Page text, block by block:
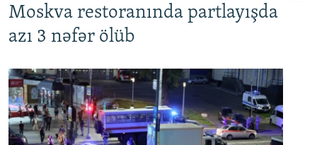
Moskva restoranında partlayışda
azı 3 nəfər ölüb